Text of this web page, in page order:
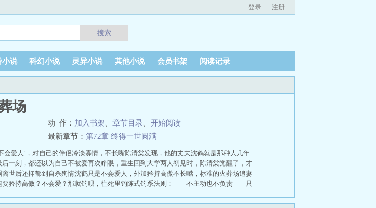
登录 注册
搜索
小说 科幻小说 灵异小说 其他小说 会员书架 阅读记录
场
动 作： 加入书架 章节目录
开始阅读
最新章节： 第72章 终得一世圆满
会爱人’，对自己的伴侣冷淡寡情，不长嘴陈清棠发现，他的丈夫沈鹤就是那种人几年
一刻，都还以为自己不被爱再次睁眼，重生回到大学两人初见时，陈清棠觉醒了，才
世后还抑郁到自杀殉情沈鹤只是不会爱人，外加矜持高傲不长嘴，标准的火葬场追妻
要矜持高傲？不会爱？那就钓呗，往死里钓陈式钓系法则：——不主动也不负责——只
要将他拖入某种深渊本能告诉他应该远离陈清棠，内心却又诡异地被这个人吸引慢慢